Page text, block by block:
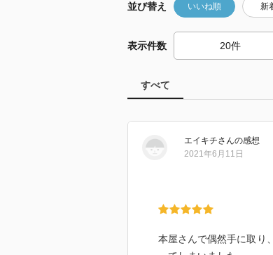
並び替え いいね順 新
表示件数
すべて
エイキチさんの感想
2021年6月11日
本屋さんで偶然手に取り